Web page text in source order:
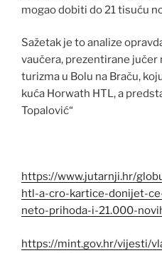
mogao dobiti do 21 tisuću
Sažetak je to analize
vaučera, prezentirane jučer
turizma u Bolu na Braču,
kuća Horwath HTL, a
Topalović“
https://www.jutarnji.hr/
htl-a-cro-kartice-donijet-
neto-prihoda-i-21.000-
https://mint.gov.hr/vijesti/